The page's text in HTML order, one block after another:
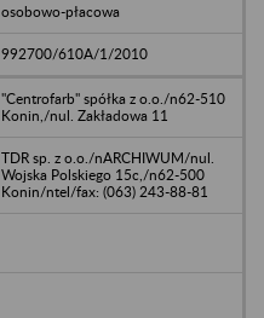
osobowo-płacowa
992700/610A/1/2010
"Centrofarb" spółka z o.o./n62-510
Konin,/nul. Zakładowa 11
TDR sp. z o.o./nARCHIWUM/nul.
Wojska Polskiego 15c,/n62-500
Konin/ntel/fax: (063) 243-88-81